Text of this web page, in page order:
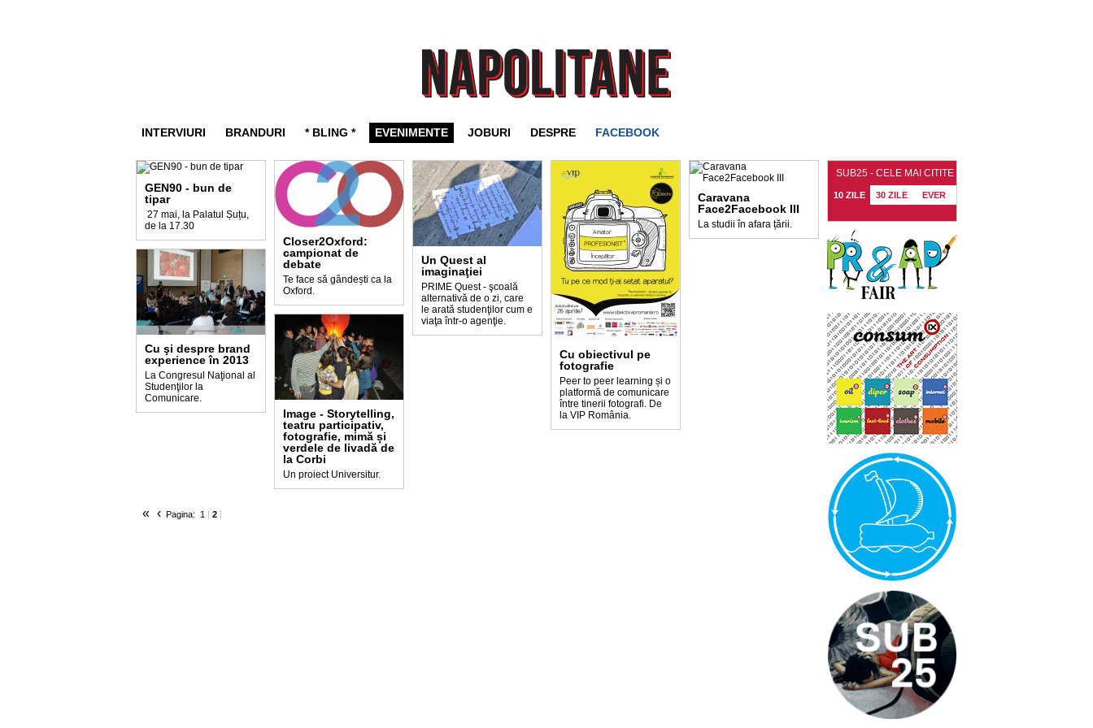
INTERVIURI BRANDURI * BLING * EVENIMENTE JOBURI DESPRE FACEBOOK
GEN90 - bun de
tipar
27 mai, la Palatul Șuțu,
de la 17.30
Cu şi despre brand
experience în 2013
La Congresul Naţional al
Studenţilor la
Comunicare.
Closer2Oxford:
campionat de
debate
Te face să gândești ca la
Oxford.
Image - Storytelling,
teatru participativ,
fotografie, mimă și
verdele de livadă de
la Corbi
Un proiect Universitur.
Un Quest al
imaginaţiei
PRIME Quest - şcoală
alternativă de o zi, care
le arată studenţilor cum e
viaţa într-o agenţie.
Cu obiectivul pe
fotografie
Peer to peer learning și o
platformă de comunicare
între tinerii fotografi. De
la VIP România.
Caravana
Face2Facebook III
La studii în afara țării.
« ‹ Pagina: 1 | 2 |
SUB25 - CELE MAI CITITE
10 ZILE 30 ZILE EVER